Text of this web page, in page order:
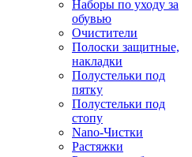
Наборы по уходу за
обувью
Очистители
Полоски защитные,
накладки
Полустельки под
пятку
Полустельки под
стопу
Nano-Чистки
Растяжки